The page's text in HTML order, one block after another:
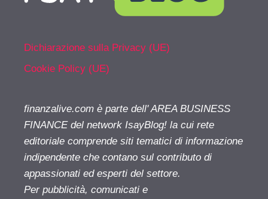
Dichiarazione sulla Privacy (UE)
Cookie Policy (UE)
finanzalive.com è parte dell' AREA BUSINESS
FINANCE del network IsayBlog! la cui rete
editoriale comprende siti tematici di informazione
indipendente che contano sul contributo di
appassionati ed esperti del settore.
Per pubblicità, comunicati e